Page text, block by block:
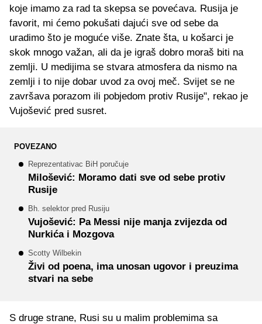
koje imamo za rad ta skepsa se povećava. Rusija je
favorit, mi ćemo pokušati dajući sve od sebe da
uradimo što je moguće više. Znate šta, u košarci je
skok mnogo važan, ali da je igraš dobro moraš biti na
zemlji. U medijima se stvara atmosfera da nismo na
zemlji i to nije dobar uvod za ovoj meč. Svijet se ne
završava porazom ili pobjedom protiv Rusije", rekao je
Vujošević pred susret.
POVEZANO
Reprezentativac BiH poručuje
Milošević: Moramo dati sve od sebe protiv
Rusije
Bh. selektor pred Rusiju
Vujošević: Pa Messi nije manja zvijezda od
Nurkića i Mozgova
Scotty Wilbekin
Živi od poena, ima unosan ugovor i preuzima
stvari na sebe
S druge strane, Rusi su u malim problemima sa